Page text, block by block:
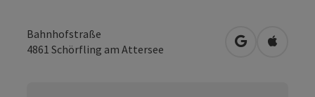
Bahnhofstraße
4861 Schörfling am Attersee Openen in